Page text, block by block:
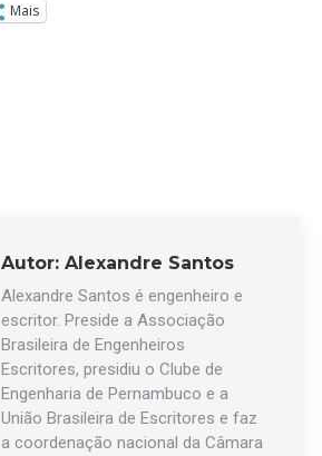
Mais
Autor: Alexandre Santos
Alexandre Santos é engenheiro e
escritor. Preside a Associação
Brasileira de Engenheiros
Escritores, presidiu o Clube de
Engenharia de Pernambuco e a
União Brasileira de Escritores e faz
a coordenação nacional da Câmara